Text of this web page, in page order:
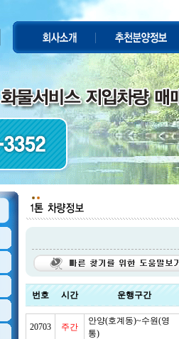
번호 시간 운행구간
20703 주간
안양(호계동)~수원(영
통)